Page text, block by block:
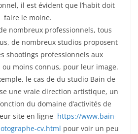
il est évident que l’habit doit
faire le moine.
nombreux professionnels, tous
de nombreux studios proposent
shootings professionnels aux
moins connus, pour leur image.
le cas de du studio Bain de
une vraie direction artistique, un
du domaine d’activités de
site en ligne https://www.bain-
cv.html pour voir un peu